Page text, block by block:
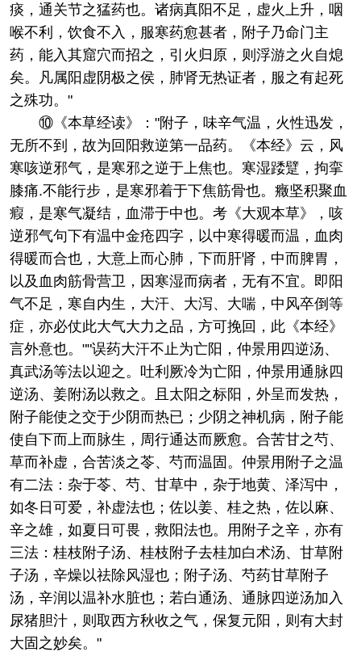
痰，通关节之猛药也。诸病真阳不足，虚火上升，咽
喉不利，饮食不入，服寒药愈甚者，附子乃命门主
药，能入其窟穴而招之，引火归原，则浮游之火自熄
矣。凡属阳虚阴极之侯，肺肾无热证者，服之有起死
之殊功。"
⑩《本草经读》："附子，味辛气温，火性迅发，
无所不到，故为回阳救逆第一品药。《本经》云，风
寒咳逆邪气，是寒邪之逆于上焦也。寒湿踒躄，拘挛
膝痛.不能行步，是寒邪着于下焦筋骨也。癥坚积聚血
瘕，是寒气凝结，血滞于中也。考《大观本草》，咳
逆邪气句下有温中金疮四字，以中寒得暖而温，血肉
得暖而合也，大意上而心肺，下而肝肾，中而脾胃，
以及血肉筋骨营卫，因寒湿而病者，无有不宜。即阳
气不足，寒自内生，大汗、大泻、大喘，中风卒倒等
症，亦必仗此大气大力之品，方可挽回，此《本经》
言外意也。""误药大汗不止为亡阳，仲景用四逆汤、
真武汤等法以迎之。吐利厥冷为亡阳，仲景用通脉四
逆汤、姜附汤以救之。且太阳之标阳，外呈而发热，
附子能使之交于少阴而热已；少阴之神机病，附子能
使自下而上而脉生，周行通达而厥愈。合苦甘之芍、
草而补虚，合苦淡之苓、芍而温固。仲景用附子之温
有二法：杂于苓、芍、甘草中，杂于地黄、泽泻中，
如冬日可爱，补虚法也；佐以姜、桂之热，佐以麻、
辛之雄，如夏日可畏，救阳法也。用附子之辛，亦有
三法：桂枝附子汤、桂枝附子去桂加白术汤、甘草附
子汤，辛燥以祛除风湿也；附子汤、芍药甘草附子
汤，辛润以温补水脏也；若白通汤、通脉四逆汤加入
尿猪胆汁，则取西方秋收之气，保复元阳，则有大封
大固之妙矣。"